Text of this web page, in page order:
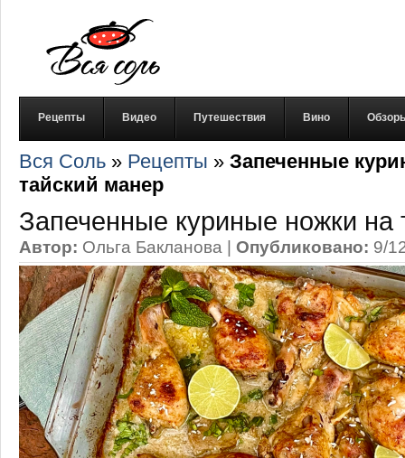
Рецепты Видео Путешествия Вино
Вся Соль » Рецепты » Запеченные
тайский манер
Запеченные куриные ножки на
Автор: Ольга Бакланова | Опубликовано: 9/